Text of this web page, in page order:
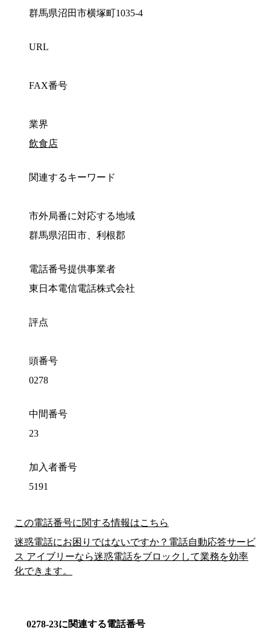
群馬県沼田市横塚町1035-4
URL
FAX番号
業界
飲食店
関連するキーワード
市外局番に対応する地域
群馬県沼田市、利根郡
電話番号提供事業者
東日本電信電話株式会社
評点
頭番号
0278
中間番号
23
加入者番号
5191
この電話番号に関する情報はこちら
迷惑電話にお困りではないですか？電話自動応答サービ
ス アイブリーなら迷惑電話をブロックして業務を効率
化できます。
0278-23に関連する電話番号